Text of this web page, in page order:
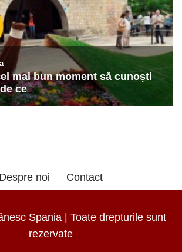
Despre noi Contact
Spania | Toate drepturile sunt
rezervate